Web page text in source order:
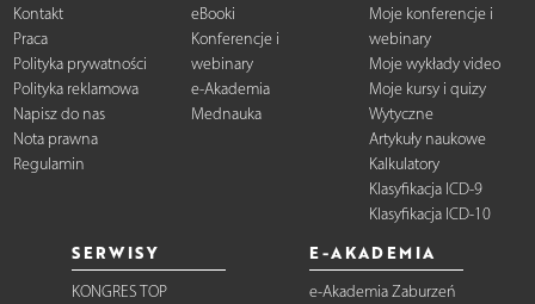
Kontakt
Praca
Polityka prywatności
Polityka reklamowa
Napisz do nas
Nota prawna
Regulamin
eBooki
Konferencje i
webinary
e-Akademia
Mednauka
Moje konferencje i
webinary
Moje wykłady video
Moje kursy i quizy
Wytyczne
Artykuły naukowe
Kalkulatory
Klasyfikacja ICD-9
Klasyfikacja ICD-10
SERWISY
KONGRES TOP
E-AKADEMIA
e-Akademia Zaburzeń